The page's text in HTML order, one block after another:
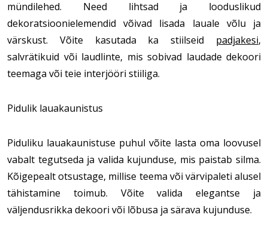
mündilehed. Need lihtsad ja looduslikud
dekoratsioonielemendid võivad lisada lauale võlu ja
värskust. Võite kasutada ka stiilseid padjakesi,
salvrätikuid või laudlinte, mis sobivad laudade dekoori
teemaga või teie interjööri stiiliga.
Pidulik lauakaunistus
Piduliku lauakaunistuse puhul võite lasta oma loovusel
vabalt tegutseda ja valida kujunduse, mis paistab silma.
Kõigepealt otsustage, millise teema või värvipaleti alusel
tähistamine toimub. Võite valida elegantse ja
väljendusrikka dekoori või lõbusa ja särava kujunduse.